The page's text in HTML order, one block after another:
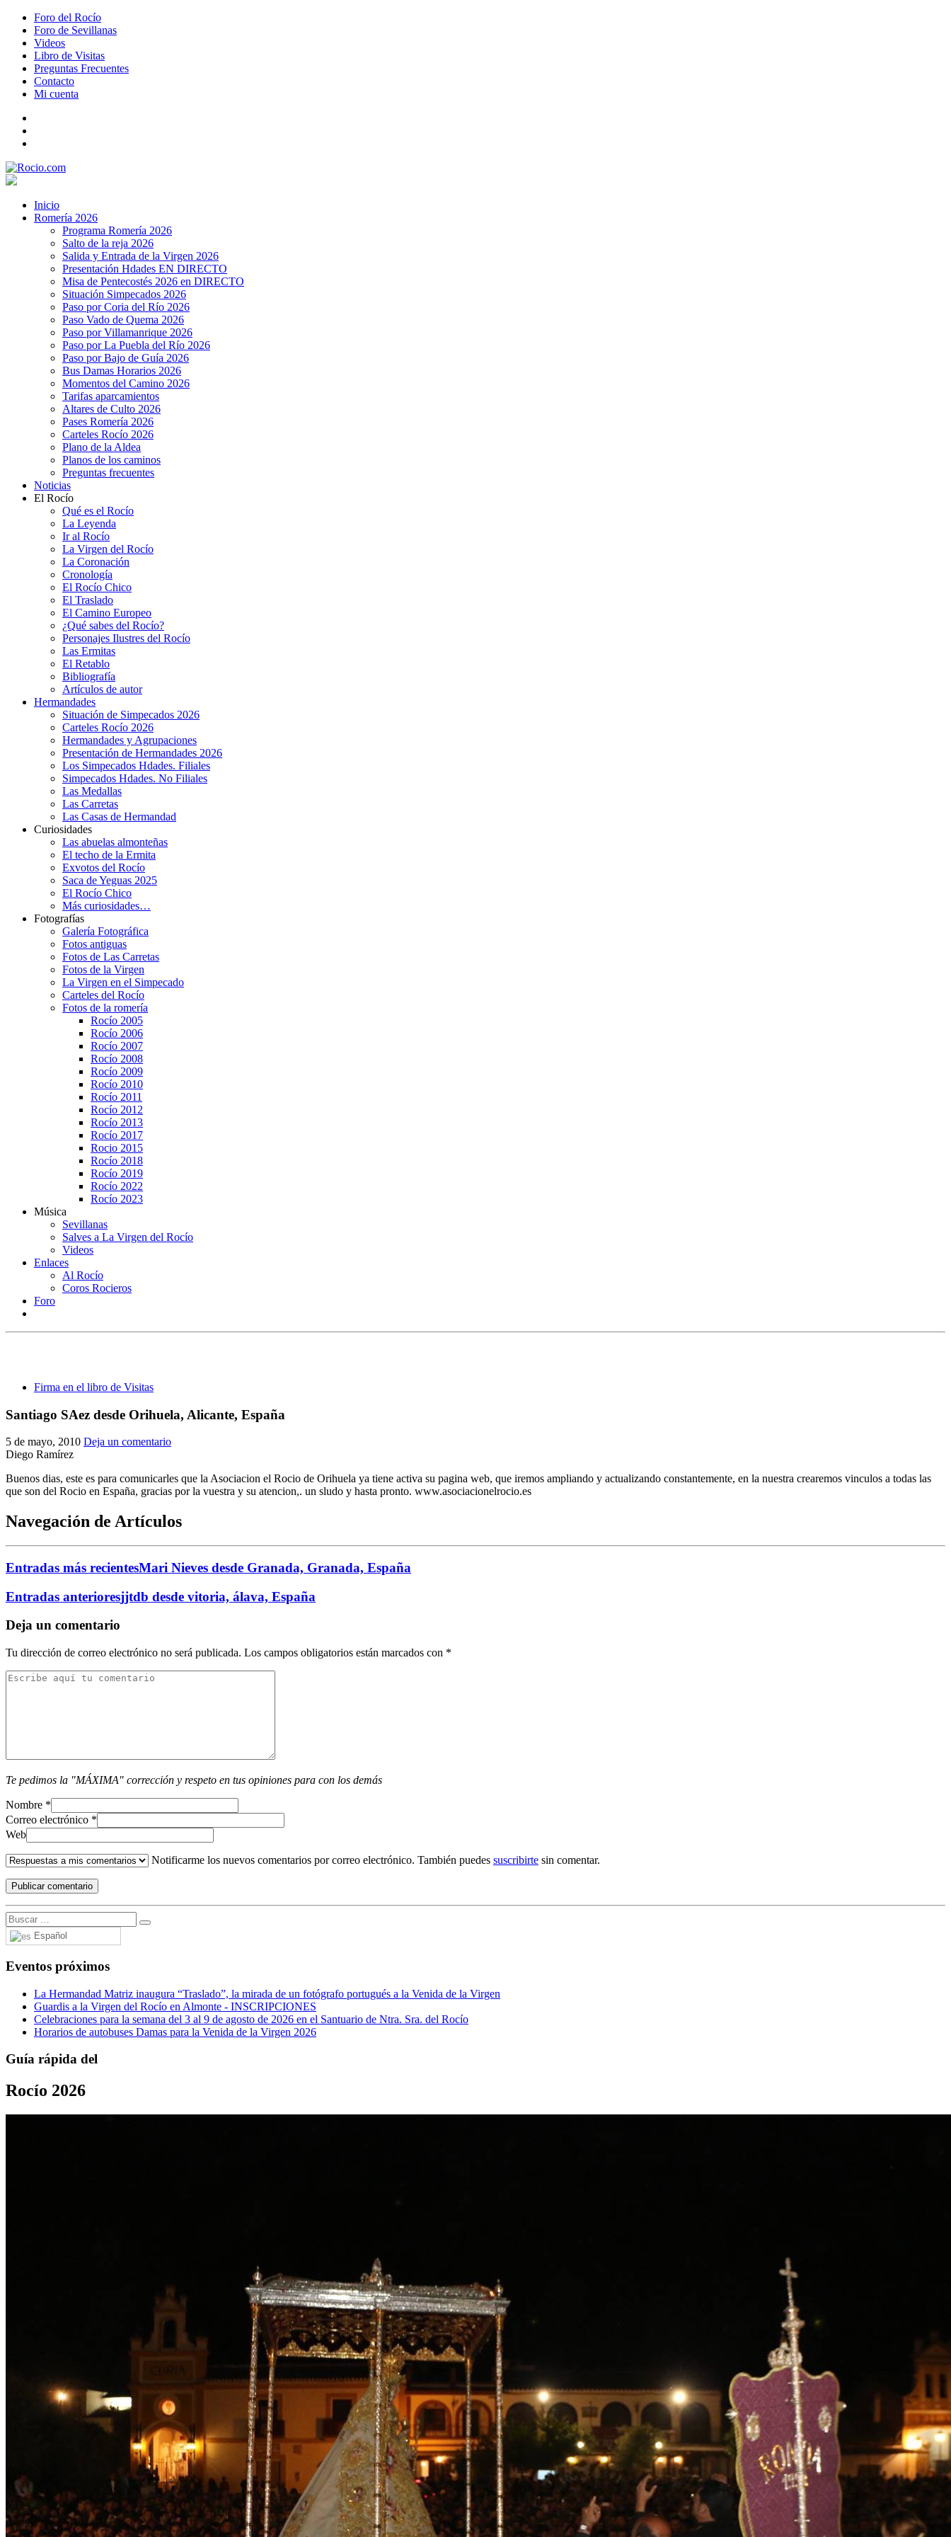
Foro del Rocío
Foro de Sevillanas
Videos
Libro de Visitas
Preguntas Frecuentes
Contacto
Mi cuenta
Inicio
Romería 2026
Programa Romería 2026
Salto de la reja 2026
Salida y Entrada de la Virgen 2026
Presentación Hdades EN DIRECTO
Misa de Pentecostés 2026 en DIRECTO
Situación Simpecados 2026
Paso por Coria del Río 2026
Paso Vado de Quema 2026
Paso por Villamanrique 2026
Paso por La Puebla del Río 2026
Paso por Bajo de Guía 2026
Bus Damas Horarios 2026
Momentos del Camino 2026
Tarifas aparcamientos
Altares de Culto 2026
Pases Romería 2026
Carteles Rocío 2026
Plano de la Aldea
Planos de los caminos
Preguntas frecuentes
Noticias
El Rocío
Qué es el Rocío
La Leyenda
Ir al Rocío
La Virgen del Rocío
La Coronación
Cronología
El Rocío Chico
El Traslado
El Camino Europeo
¿Qué sabes del Rocío?
Personajes Ilustres del Rocío
Las Ermitas
El Retablo
Bibliografía
Artículos de autor
Hermandades
Situación de Simpecados 2026
Carteles Rocío 2026
Hermandades y Agrupaciones
Presentación de Hermandades 2026
Los Simpecados Hdades. Filiales
Simpecados Hdades. No Filiales
Las Medallas
Las Carretas
Las Casas de Hermandad
Curiosidades
Las abuelas almonteñas
El techo de la Ermita
Exvotos del Rocío
Saca de Yeguas 2025
El Rocío Chico
Más curiosidades…
Fotografías
Galería Fotográfica
Fotos antiguas
Fotos de Las Carretas
Fotos de la Virgen
La Virgen en el Simpecado
Carteles del Rocío
Fotos de la romería
Rocío 2005
Rocío 2006
Rocío 2007
Rocío 2008
Rocío 2009
Rocío 2010
Rocío 2011
Rocío 2012
Rocío 2013
Rocío 2017
Rocio 2015
Rocío 2018
Rocío 2019
Rocío 2022
Rocío 2023
Música
Sevillanas
Salves a La Virgen del Rocío
Videos
Enlaces
Al Rocío
Coros Rocieros
Foro
Firma en el libro de Visitas
Santiago SAez desde Orihuela, Alicante, España
5 de mayo, 2010 Deja un comentario
Diego Ramírez
Buenos dias, este es para comunicarles que la Asociacion el Rocio de Orihuela ya tiene activa su pagina web, que iremos ampliando y actualizando constantemente, en la nuestra crearemos vinculos a todas las
que son del Rocio en España, gracias por la vuestra y su atencion,. un sludo y hasta pronto. www.asociacionelrocio.es
Navegación de Artículos
Entradas más recientesMari Nieves desde Granada, Granada, España
Entradas anterioresjjtdb desde vitoria, álava, España
Deja un comentario
Tu dirección de correo electrónico no será publicada. Los campos obligatorios están marcados con *
Te pedimos la "MÁXIMA" corrección y respeto en tus opiniones para con los demás
Nombre *
Correo electrónico *
Web
Notificarme los nuevos comentarios por correo electrónico. También puedes suscribirte sin comentar.
Español
Eventos próximos
La Hermandad Matriz inaugura “Traslado”, la mirada de un fotógrafo portugués a la Venida de la Virgen
Guardis a la Virgen del Rocío en Almonte - INSCRIPCIONES
Celebraciones para la semana del 3 al 9 de agosto de 2026 en el Santuario de Ntra. Sra. del Rocío
Horarios de autobuses Damas para la Venida de la Virgen 2026
Guía rápida del
Rocío 2026